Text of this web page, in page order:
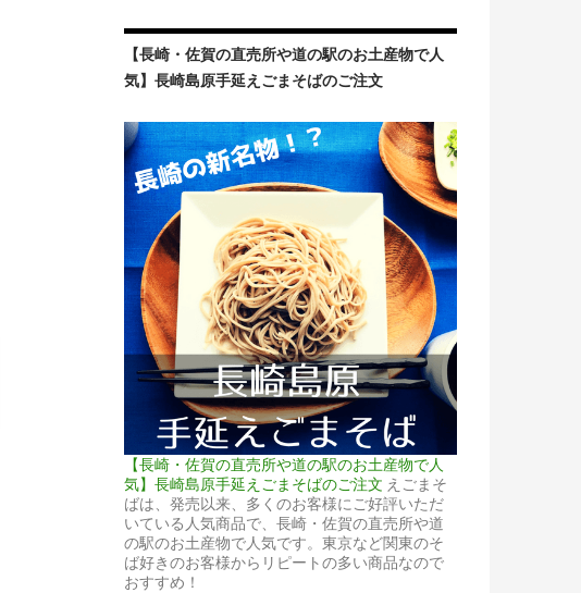
【長崎・佐賀の直売所や道の駅のお土産物で人
気】長崎島原手延えごまそばのご注文
【長崎・佐賀の直売所や道の駅のお土産物で人
気】長崎島原手延えごまそばのご注文 えごまそ
ばは、発売以来、多くのお客様にご好評いただ
いている人気商品で、長崎・佐賀の直売所や道
の駅のお土産物で人気です。東京など関東のそ
ば好きのお客様からリピートの多い商品なので
おすすめ！